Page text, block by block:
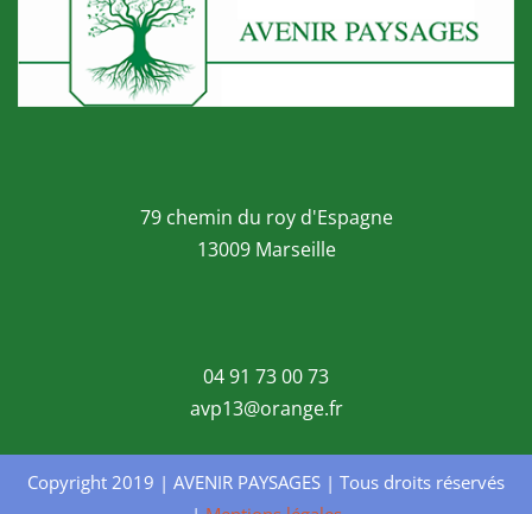
79 chemin du roy d'Espagne
13009 Marseille
04 91 73 00 73
avp13@orange.fr
Copyright 2019 | AVENIR PAYSAGES | Tous droits réservés